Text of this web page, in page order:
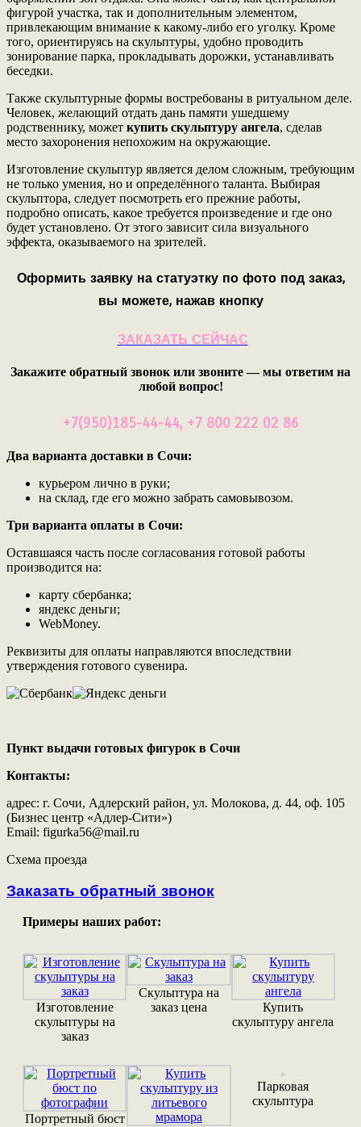
фигурой участка, так и дополнительным элементом,
привлекающим внимание к какому-либо его уголку. Кроме
того, ориентируясь на скульптуры, удобно проводить
зонирование парка, прокладывать дорожки, устанавливать
беседки.
Также скульптурные формы востребованы в ритуальном деле.
Человек, желающий отдать дань памяти ушедшему
родственнику, может купить скульптуру ангела, сделав
место захоронения непохожим на окружающие.
Изготовление скульптур является делом сложным, требующим
не только умения, но и определённого таланта. Выбирая
скульптора, следует посмотреть его прежние работы,
подробно описать, какое требуется произведение и где оно
будет установлено. От этого зависит сила визуального
эффекта, оказываемого на зрителей.
Оформить заявку на статуэтку по фото под заказ,
вы можете, нажав кнопку
ЗАКАЗАТЬ СЕЙЧАС
Закажите обратный звонок или звоните — мы ответим на
любой вопрос!
+7(950)185-44-44, +7 800 222 02 86
Два варианта доставки в Сочи:
курьером лично в руки;
на склад, где его можно забрать самовывозом.
Три варианта оплаты в Сочи:
Оставшаяся часть после согласования готовой работы
производится на:
карту сбербанка;
яндекс деньги;
WebMoney.
Реквизиты для оплаты направляются впоследствии
утверждения готового сувенира.
Пункт выдачи готовых фигурок в Сочи
Контакты:
адрес: г. Сочи, Адлерский район, ул. Молокова, д. 44, оф. 105
(Бизнес центр «Адлер-Сити»)
Email: figurka56@mail.ru
Схема проезда
Заказать обратный звонок
Примеры наших работ:
Изготовление
скульптуры на
заказ
Скульптура на
заказ цена
Купить
скульптуру ангела
Портретный бюст
Парковая
скульптура